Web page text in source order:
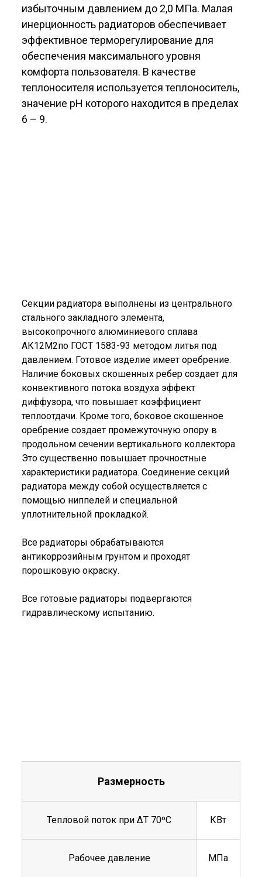
избыточным давлением до 2,0 МПа. Малая
инерционность радиаторов обеспечивает
эффективное терморегулирование для
обеспечения максимального уровня
комфорта пользователя. В качестве
теплоносителя используется теплоноситель,
значение рН которого находится в пределах
6 – 9.
Секции радиатора выполнены из центрального
стального закладного элемента,
высокопрочного алюминиевого сплава
АК12М2по ГОСТ 1583-93 методом литья под
давлением. Готовое изделие имеет оребрение.
Наличие боковых скошенных ребер создает для
конвективного потока воздуха эффект
диффузора, что повышает коэффициент
теплоотдачи. Кроме того, боковое скошенное
оребрение создает промежуточную опору в
продольном сечении вертикального коллектора.
Это существенно повышает прочностные
характеристики радиатора. Соединение секций
радиатора между собой осуществляется с
помощью ниппелей и специальной
уплотнительной прокладкой.
Все радиаторы обрабатываются
антикоррозийным грунтом и проходят
порошковую окраску.
Все готовые радиаторы подвергаются
гидравлическому испытанию.
Размерность
Тепловой поток при ΔТ 70ºС КВт
Рабочее давление МПа